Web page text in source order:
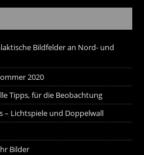
Bildfelder an Nord- und
2020
Tipps, für die Beobachtung
– Lichtspiele und Doppelwall
Bilder